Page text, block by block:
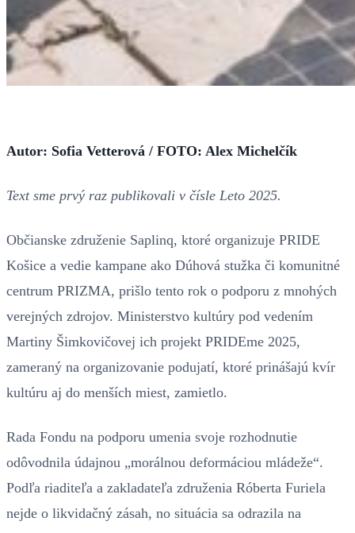
Autor: Sofia Vetterová / FOTO: Alex Michelčík
Text sme prvý raz publikovali v čísle Leto 2025.
Občianske združenie Saplinq, ktoré organizuje PRIDE
Košice a vedie kampane ako Dúhová stužka či komunitné
centrum PRIZMA, prišlo tento rok o podporu z mnohých
verejných zdrojov. Ministerstvo kultúry pod vedením
Martiny Šimkovičovej ich projekt PRIDEme 2025,
zameraný na organizovanie podujatí, ktoré prinášajú kvír
kultúru aj do menších miest, zamietlo.
Rada Fondu na podporu umenia svoje rozhodnutie
odôvodnila údajnou „morálnou deformáciou mládeže“.
Podľa riaditeľa a zakladateľa združenia Róberta Furiela
nejde o likvidačný zásah, no situácia sa odrazila na